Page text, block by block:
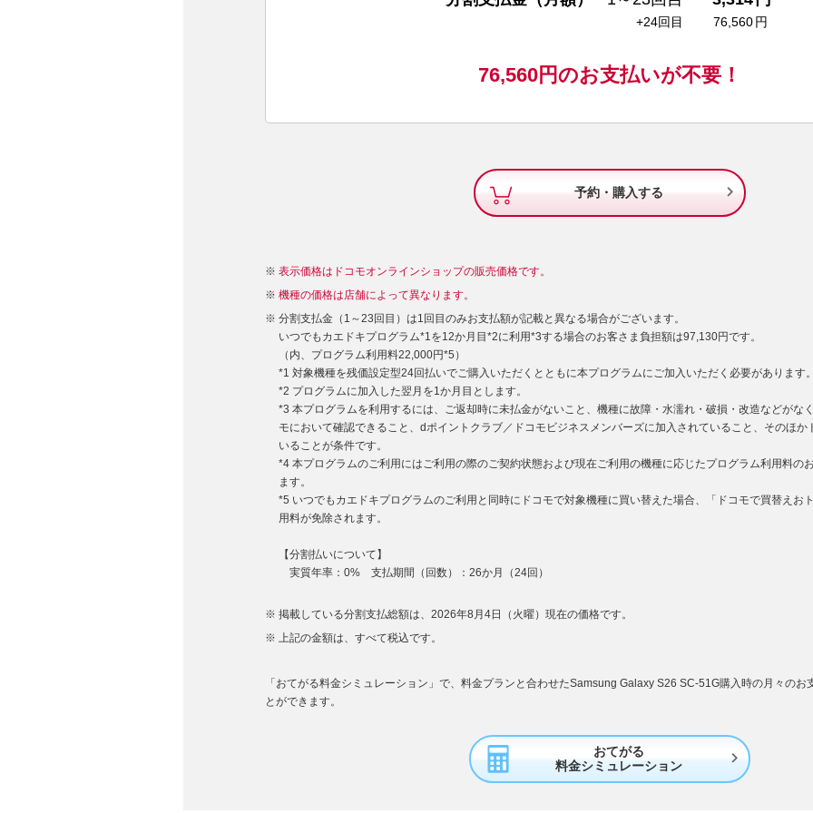
+24回目 76,560 円
76,560円のお支払いが不要！
予約・購入する 
表示価格はドコモオンラインショップの販売価格です。
機種の価格は店舗によって異なります。
分割支払金（1～23回目）は1回目のみお支払額が記載と異なる場合がございます。
いつでもカエドキプログラム*1を12か月目*2に利用*3する場合のお客さま負担額は97,130円です。
（内、プログラム利用料22,000円*5）
*1 対象機種を残価設定型24回払いでご購入いただくとともに本プログラムにご加入いただく必要があります
*2 プログラムに加入した翌月を1か月目とします。
*3 本プログラムを利用するには、ご返却時に未払金がないこと、機種に故障・水濡れ・破損・改造などがな
モにおいて確認できること、dポイントクラブ／ドコモビジネスメンバーズに加入されていること、そのほか
いることが条件です。
*4 本プログラムのご利用にはご利用の際のご契約状態および現在ご利用の機種に応じたプログラム利用料の
ます。
*5 いつでもカエドキプログラムのご利用と同時にドコモで対象機種に買い替えた場合、「ドコモで買替えお
用料が免除されます。
【分割払いについて】
実質年率：0% 支払期間（回数）：26か月（24回）
掲載している分割支払総額は、2026年8月4日（火曜）現在の価格です。
上記の金額は、すべて税込です。
「おてがる料金シミュレーション」で、料金プランと合わせたSamsung Galaxy S26 SC-51G購入時の月々のお
とができます。
おてがる
料金シミュレーション
